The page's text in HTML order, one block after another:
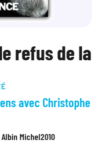
refus de la
avec Christophe
Albin Michel2010